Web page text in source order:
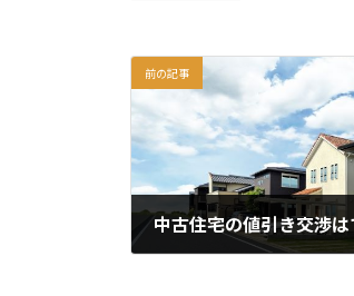
前の記事
中古住宅の値引き交渉は